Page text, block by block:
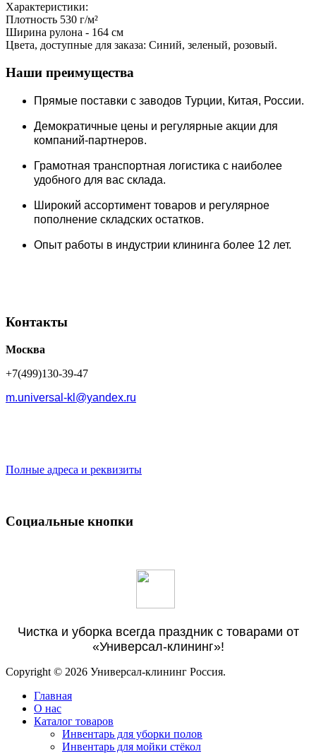
Характеристики:
Плотность 530 г/м²
Ширина рулона - 164 см
Цвета, доступные для заказа: Синий, зеленый, розовый.
Наши преимущества
Прямые поставки c заводов Турции, Китая, России.
Демократичные цены и регулярные акции для
компаний-партнеров.
Грамотная транспортная логистика с наиболее
удобного для вас склада.
Широкий ассортимент товаров и регулярное
пополнение складских остатков.
Опыт работы в индустрии клининга более 12 лет.
Контакты
Москва
+7(499)130-39-47
m.universal-kl@yandex.ru
Полные адреса и реквизиты
Социальные кнопки
Чистка и уборка всегда праздник с товарами от
«Универсал-клининг»!
Copyright © 2026 Универсал-клининг Россия.
Главная
О нас
Каталог товаров
Инвентарь для уборки полов
Инвентарь для мойки стёкол